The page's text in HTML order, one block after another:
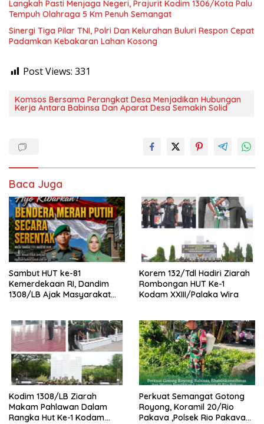
Langkah Pasti Menjaga Negeri, Prajurit Kodim 1306/Kota Palu
Tempuh Olahraga 5 Km Penuh Semangat
Sinergi Tiga Pilar TNI, Polri Dan Kelurahan Buluri Respon Cepat
Padamkan Kebakaran Lahan Kosong
Post Views: 331
Komsos Bersama Perangkat Desa Menjadikan Hubungan
Kerja Antara Babinsa Dan Aparat Desa Semakin Solid
Baca Juga
Sambut HUT ke-81
Kemerdekaan RI, Dandim
1308/LB Ajak Masyarakat
Korem 132/Tdl Hadiri Ziarah
Rombongan HUT Ke-1
Kodam XXIII/Palaka Wira
Kodim 1308/LB Ziarah
Makam Pahlawan Dalam
Rangka Hut Ke-1 Kodam
Perkuat Semangat Gotong
Royong, Koramil 20/Rio
Pakava ,Polsek Rio Pakava